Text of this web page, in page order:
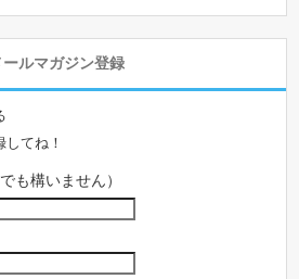
ールマガジン登録
てね！
も構いません）